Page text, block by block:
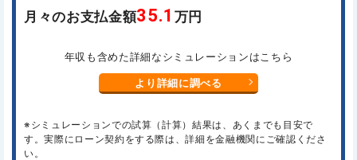
月々のお支払金額35.1 万円
年収も含めた詳細なシミュレーションはこちら
より詳細に調べる
※シミュレーションでの試算（計算）結果は、あくまでも目安で
す。実際にローン契約をする際は、詳細を金融機関にご確認くださ
い。